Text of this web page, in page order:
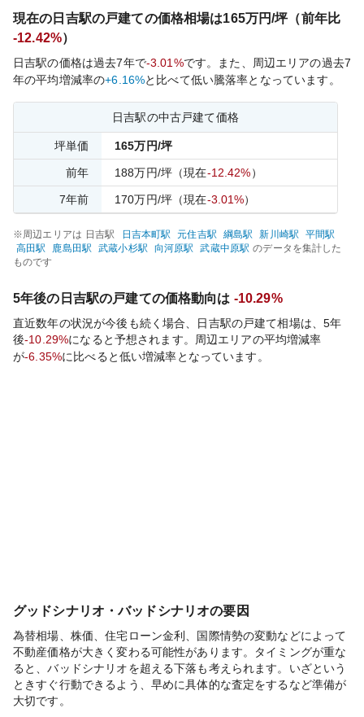
現在の 日吉駅の戸建ての価格相場は165万円/坪（前年比
-12.42%）
日吉駅の価格は過去7年で-3.01%です。 また、周辺エリアの過去7
年の平均増減率の+6.16%と比べて低い騰落率となっています。
日吉駅の中古戸建て価格
坪単価 165万円/坪
前年 188万円/坪 （現在-12.42%）
7年前 170万円/坪 （現在-3.01%）
※周辺エリアは 日吉駅 日吉本町駅 元住吉駅 綱島駅 新川崎駅 平間駅
高田駅 鹿島田駅 武蔵小杉駅 向河原駅 武蔵中原駅 のデータを集計した
ものです
5年後の 日吉駅の戸建ての価格動向は -10.29%
直近数年の状況が今後も続く場合、 日吉駅の戸建て相場は、5年
後-10.29%になると予想されます。周辺エリアの平均増減率
が-6.35%に比べると低い増減率となっています。
グッドシナリオ・バッドシナリオの要因
為替相場、株価、住宅ローン金利、国際情勢の変動などによって
不動産価格が大きく変わる可能性があります。タイミングが重な
ると、バッドシナリオを超える下落も考えられます。いざという
ときすぐ行動できるよう、早めに具体的な査定をするなど準備が
大切です。